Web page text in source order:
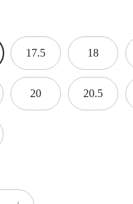
17.5 18
20 20.5